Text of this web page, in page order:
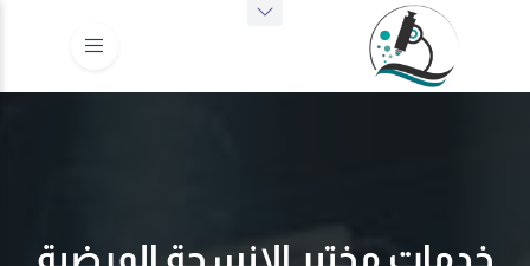
خدمات مختبر الانسجة المرضية